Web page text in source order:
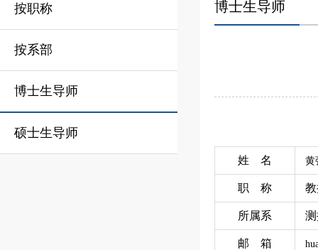
按职称
按系部
博士生导师
硕士生导师
博士生导师
姓 名 黄
职 称
所属系
邮 箱